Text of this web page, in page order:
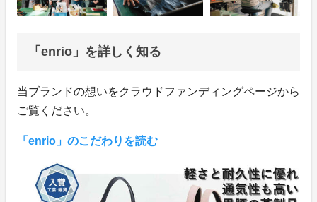
「enrio」を詳しく知る
当ブランドの想いをクラウドファンディングページから
ご覧ください。
「enrio」のこだわりを読む